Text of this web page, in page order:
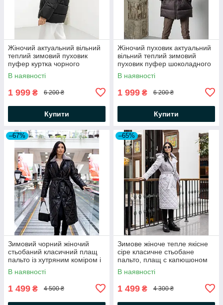
Жіночий актуальний вільний
теплий зимовий пуховик
пуфер куртка чорного
кольору на біо пуху
В наявності
1 999 ₴ 6 200 ₴
Купити
Жіночий пуховик актуальний
вільний теплий зимовий
пуховик пуфер шоколадного
кольору на біо пуху
В наявності
1 999 ₴ 6 200 ₴
Купити
–67%
Зимовий чорний жіночий
стьобаний класичний плащ
пальто із хутряним коміром і
капюшоном
В наявності
1 499 ₴ 4 500 ₴
–65%
Зимове жіноче тепле якісне
сіре класичне стьобане
пальто, плащ с капюшоном
Мічиган
В наявності
1 499 ₴ 4 300 ₴